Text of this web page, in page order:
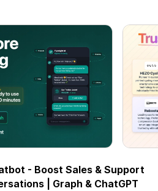
- Boost Sales & Support
| Graph & ChatGPT